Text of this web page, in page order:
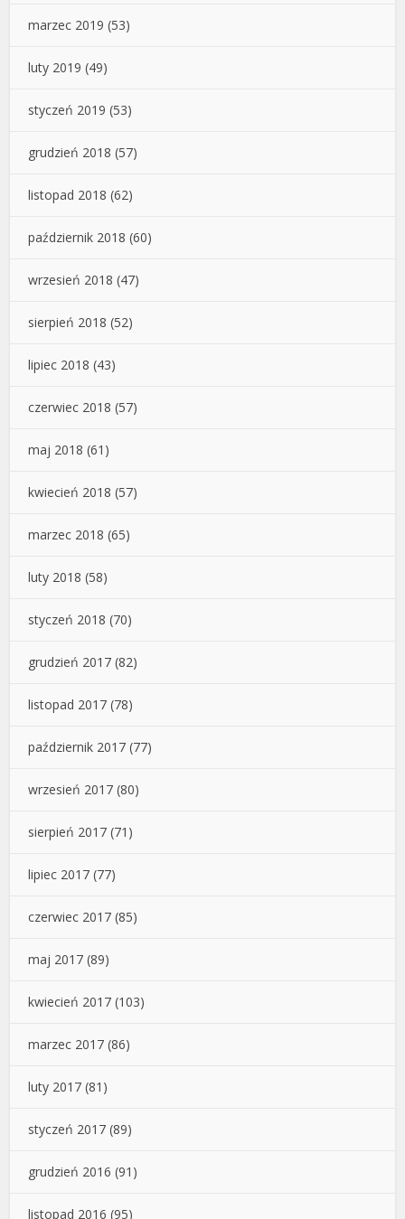
marzec 2019 (53)
luty 2019 (49)
styczeń 2019 (53)
grudzień 2018 (57)
listopad 2018 (62)
październik 2018 (60)
wrzesień 2018 (47)
sierpień 2018 (52)
lipiec 2018 (43)
czerwiec 2018 (57)
maj 2018 (61)
kwiecień 2018 (57)
marzec 2018 (65)
luty 2018 (58)
styczeń 2018 (70)
grudzień 2017 (82)
listopad 2017 (78)
październik 2017 (77)
wrzesień 2017 (80)
sierpień 2017 (71)
lipiec 2017 (77)
czerwiec 2017 (85)
maj 2017 (89)
kwiecień 2017 (103)
marzec 2017 (86)
luty 2017 (81)
styczeń 2017 (89)
grudzień 2016 (91)
listopad 2016 (95)